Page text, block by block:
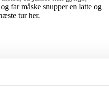
far måske snupper en latte og
tur her.